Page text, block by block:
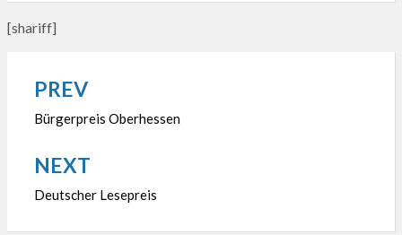
[shariff]
Beitragsnavigation
PREV
Bürgerpreis Oberhessen
NEXT
Deutscher Lesepreis